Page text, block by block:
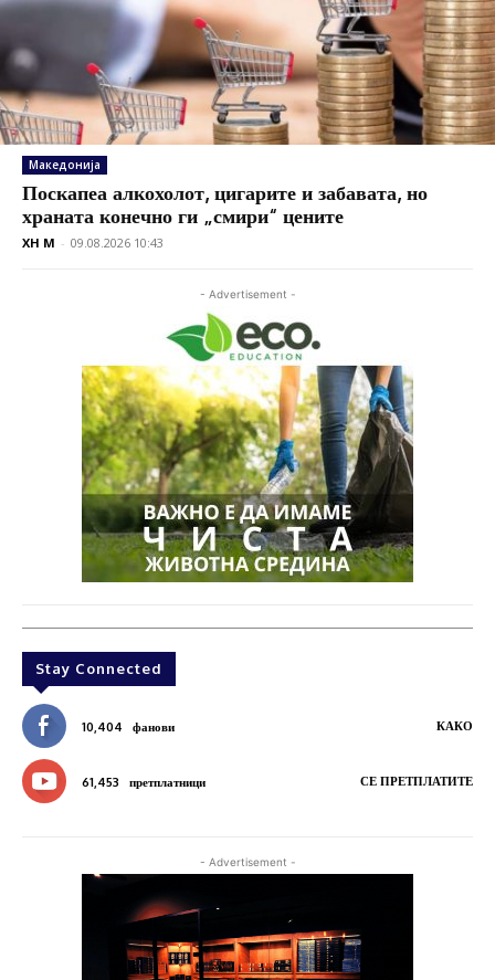
Македонија
Поскапеа алкохолот, цигарите и забавата, но
храната конечно ги „смири“ цените
XH M - 09.08.2026 10:43
- Advertisement -
Stay Connected
10,404 фанови КАКО
61,453 претплатници СЕ ПРЕТПЛАТИТЕ
- Advertisement -